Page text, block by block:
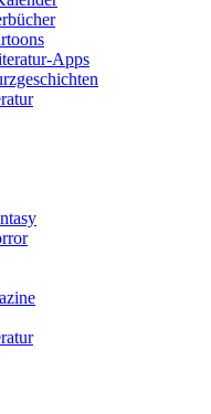
Apps